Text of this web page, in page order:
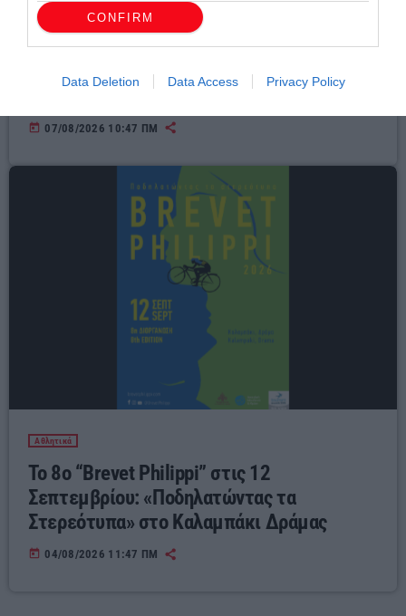
CONFIRM
Data Deletion Data Access Privacy Policy
Φιλική ήττα από τον Άρη στο «Κλεάνθης
Βικελίδης» για τον Πανθρακικό (+fotos)
today 07/08/2026 10:47 ΠΜ
Αθλητικά
Το 8ο “Brevet Philippi” στις 12
Σεπτεμβρίου: «Ποδηλατώντας τα
Στερεότυπα» στο Καλαμπάκι Δράμας
today 04/08/2026 11:47 ΠΜ